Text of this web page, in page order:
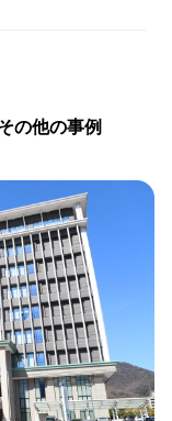
の他の事例